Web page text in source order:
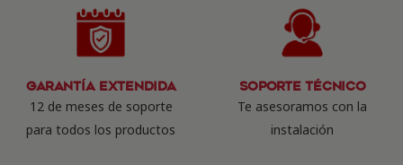
Garantía Extendida
12 de meses de soporte
para todos los productos
Soporte Técnico
Te asesoramos con la
instalación